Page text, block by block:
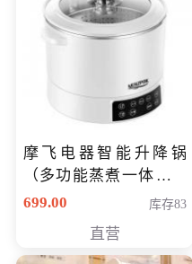
摩飞电器智能升降锅
（多功能蒸煮一体锅）
（智能升降养生锅） 会
699.00 库存83
直营